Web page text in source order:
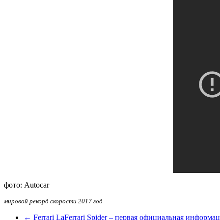
фото: Autocar
мировой рекорд скорости 2017 год
← Ferrari LaFerrari Spider – первая официальная